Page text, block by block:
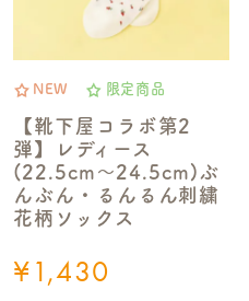
NEW 限定商品
【靴下屋コラボ第2
弾】レディース
(22.5cm～24.5cm)ぶ
んぶん・るんるん刺繍
花柄ソックス
¥1,430